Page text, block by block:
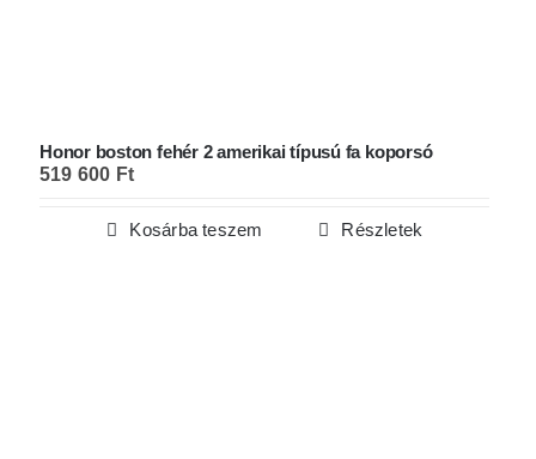
Honor boston fehér 2 amerikai típusú fa koporsó
519 600 Ft
Kosárba teszem Részletek